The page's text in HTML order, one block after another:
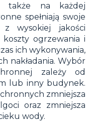
także na każdej
spełniają swoje
wysokiej jakości
koszty ogrzewania i
ich wykonywania,
nakładania. Wybór
zależy od
lub inny budynek.
zmniejsza
oraz zmniejsza
wody.